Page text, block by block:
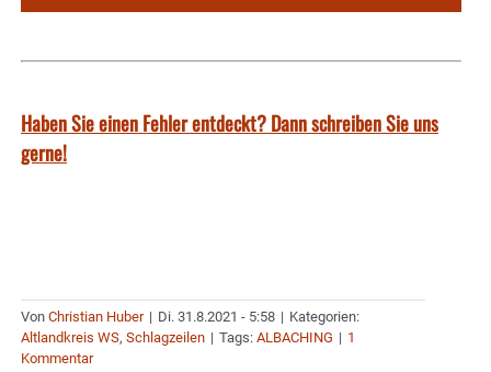
Haben Sie einen Fehler entdeckt? Dann schreiben Sie uns
gerne!
Von Christian Huber | Di. 31.8.2021 - 5:58 | Kategorien:
Altlandkreis WS, Schlagzeilen | Tags: ALBACHING | 1
Kommentar